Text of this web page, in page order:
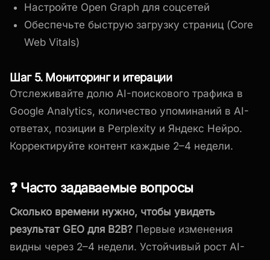
Настройте Open Graph для соцсетей
Обеспечьте быструю загрузку страниц (Core
Web Vitals)
Шаг 5. Мониторинг и итерации
Отслеживайте долю AI-поискового трафика в
Google Analytics, количество упоминаний в AI-
ответах, позиции в Perplexity и Яндекс Нейро.
Корректируйте контент каждые 2–4 недели.
❓ Часто задаваемые вопросы
Сколько времени нужно, чтобы увидеть
результат GEO для B2B? Первые изменения
видны через 2–4 недели. Устойчивый рост AI-